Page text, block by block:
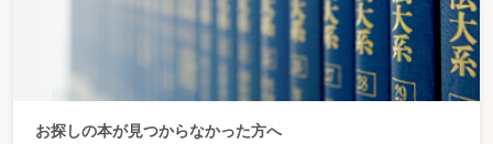
お探しの本が見つからなかった方へ